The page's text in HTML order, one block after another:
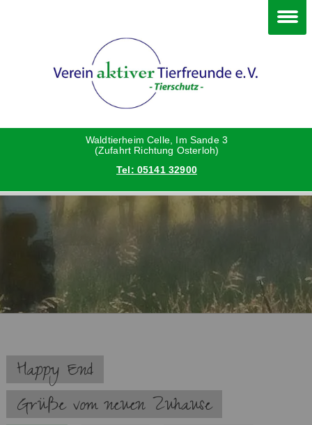
Waldtierheim Celle, Im Sande 3
(Zufahrt Richtung Osterloh)
Tel: 05141 32900
Navigation
überspringen
Happy End
Grüße vom neuen Zuhause
Katzen
Vermittlungshilfe privat
Danke an die Helfer
Vorstand
Satzung